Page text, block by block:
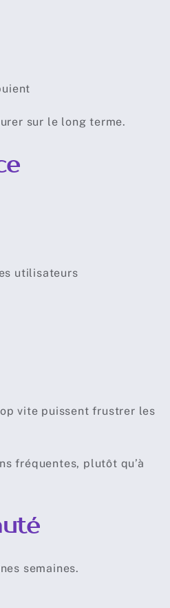
sur le long terme.
utilisateurs
vite puissent frustrer les
fréquentes, plutôt qu’à
semaines.